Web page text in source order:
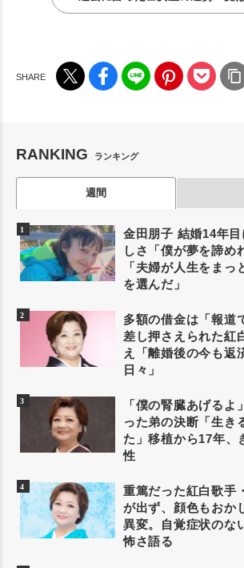
RANKING ランキング
週間
金田朋子 結婚14年
しさ「僕が夢を諦め
「夫婦が人生をまっ
を選んだ」
多額の借金は「報道
差し押さえられた紅
え「離婚後の今も返
日々」
「僕の腎臓あげるよ
った弟の決断「生き
た」移植から17年、
性
重篤だった紅白歌手
が出ず、顔色もおか
異変。自覚症状のな
怖さ語る